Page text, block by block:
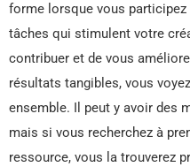
forme lorsque vous
tâches qui stimulent votre
contribuer et de vous
résultats tangibles, vous
ensemble. Il peut y avoir des
mais si vous recherchez à
ressource, vous la trouverez